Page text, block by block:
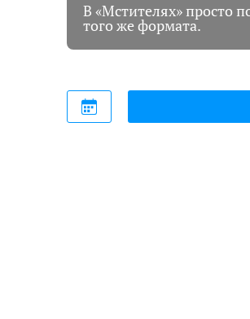
В «Мстителях» просто
того же формата.